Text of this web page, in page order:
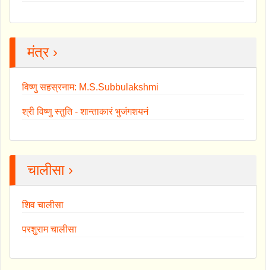
मंत्र ›
विष्णु सहस्रनाम: M.S.Subbulakshmi
श्री विष्णु स्तुति - शान्ताकारं भुजंगशयनं
चालीसा ›
शिव चालीसा
परशुराम चालीसा